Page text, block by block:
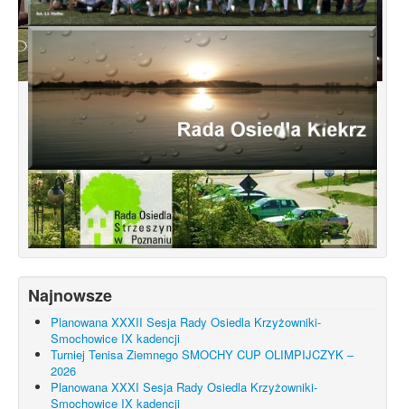
Konsultacje dotyczące terenu
Smochowice Południe w rejonie ulic
położonych pomiędzy Wejherowską,
Starogardzką, Pniewską, Pelplińską.
Najnowsze
Planowana XXXII Sesja Rady Osiedla Krzyżowniki-
Smochowice IX kadencji
Turniej Tenisa Ziemnego SMOCHY CUP OLIMPIJCZYK –
2026
Planowana XXXI Sesja Rady Osiedla Krzyżowniki-
Smochowice IX kadencji